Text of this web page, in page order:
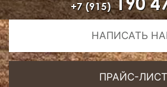
+7 (915)
НАПИСАТЬ
ПРАЙС-ЛИСТ